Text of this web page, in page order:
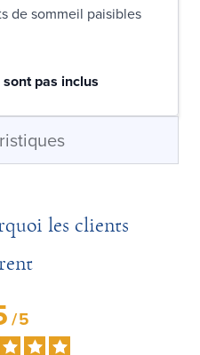
de sommeil paisibles
pas inclus
les clients
/5